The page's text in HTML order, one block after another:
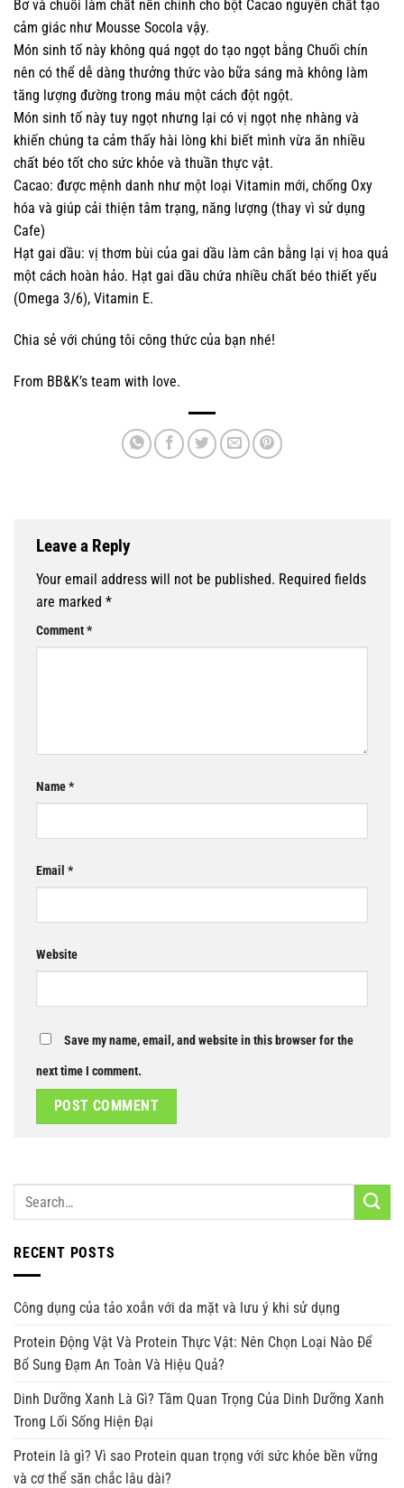
Bơ và chuối làm chất nền chính cho bột Cacao nguyên chất tạo
cảm giác như Mousse Socola vậy.
Món sinh tố này không quá ngọt do tạo ngọt bằng Chuối chín
nên có thể dễ dàng thưởng thức vào bữa sáng mà không làm
tăng lượng đường trong máu một cách đột ngột.
Món sinh tố này tuy ngọt nhưng lại có vị ngọt nhẹ nhàng và
khiến chúng ta cảm thấy hài lòng khi biết mình vừa ăn nhiều
chất béo tốt cho sức khỏe và thuần thực vật.
Cacao: được mệnh danh như một loại Vitamin mới, chống Oxy
hóa và giúp cải thiện tâm trạng, năng lượng (thay vì sử dụng
Cafe)
Hạt gai dầu: vị thơm bùi của gai dầu làm cân bằng lại vị hoa quả
một cách hoàn hảo. Hạt gai dầu chứa nhiều chất béo thiết yếu
(Omega 3/6), Vitamin E.
Chia sẻ với chúng tôi công thức của bạn nhé!
From BB&K’s team with love.
Leave a Reply
Your email address will not be published. Required fields
are marked *
Comment*
Name*
Email *
Website
Save my name, email, and website in this browser for the
next time I comment.
RECENT POSTS
Công dụng của tảo xoắn với da mặt và lưu ý khi sử dụng
Protein Động Vật Và Protein Thực Vật: Nên Chọn Loại Nào Để
Bổ Sung Đạm An Toàn Và Hiệu Quả?
Dinh Dưỡng Xanh Là Gì? Tầm Quan Trọng Của Dinh Dưỡng Xanh
Trong Lối Sống Hiện Đại
Protein là gì? Vì sao Protein quan trọng với sức khỏe bền vững
và cơ thể săn chắc lâu dài?